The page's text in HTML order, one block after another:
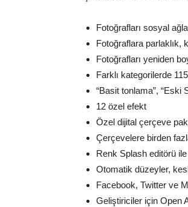
Fotoğrafları sosyal
Fotoğraflara parlaklık,
Fotoğrafları yeniden
Farklı kategorilerde
“Basit tonlama”, “Eski
12 özel efekt
Özel dijital çerçeve
Çerçevelere birden
Renk Splash editörü
Otomatik düzeyler,
Facebook, Twitter ve
Geliştiriciler için Open